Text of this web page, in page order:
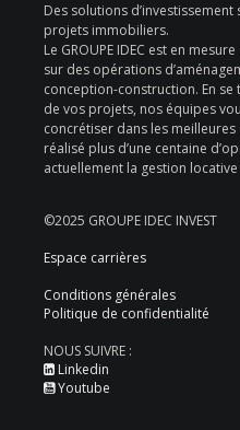
Des solutions
projets immobiliers.
Le GROUPE IDEC est en
sur des opérations
conception-construction. En se
de vos projets, nos équipes
concrétiser dans les
réalisé plus d’une centaine
actuellement la gestion locative
©2025 GROUPE IDEC INVEST
Espace carrières
Conditions générales
Politique de confidentialité
NOUS SUIVRE :
Linkedin
Youtube